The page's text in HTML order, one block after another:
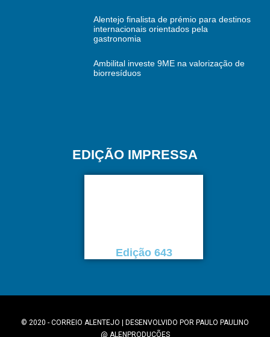
Alentejo finalista de prémio para destinos
internacionais orientados pela
gastronomia
Ambilital investe 9ME na valorização de
biorresíduos
EDIÇÃO IMPRESSA
Edição 643
© 2020 - CORREIO ALENTEJO | DESENVOLVIDO POR PAULO PAULINO
@ ALENPRODUÇÕES